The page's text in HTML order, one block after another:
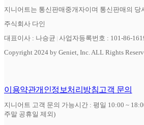
지니어트는 통신판매중개자이며 통신판매의
주식회사 다인
대표이사 : 나승균 사업자등록번호 : 101-86-
Copyright 2024 by Geniet, Inc. ALL Rights
이용약관개인정보처리방침고객 문의
지니어트 고객 문의 가능시간 : 평일 10:00 ~
주말 공휴일 제외)